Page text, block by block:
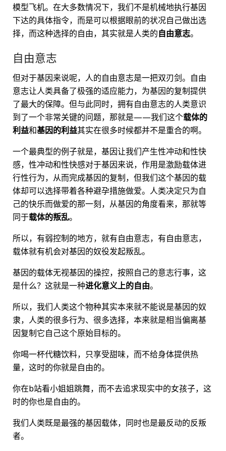
模型飞机。在大多数情况下，我们不是机械地执行基因
下达的具体指令，而是可以根据眼前的状况自己做出选
择，而这种选择的自由，其实就是人类的自由意志。
自由意志
但对于基因来说呢，人的自由意志是一把双刃剑。自由
意志让人类具备了极强的适应能力，为基因的复制提供
了最大的保障。但与此同时，拥有自由意志的人类意识
到了一个非常关键的问题，那就是——我们这个载体的
利益和基因的利益其实在很多时候都并不是重合的啊。
一个最典型的例子就是，基因让我们产生性冲动和性快
感，性冲动和性快感对于基因来说，作用是激励载体进
行性行为，从而完成基因的复制，但我们这个基因的载
体却可以选择带着各种避孕措施做爱。人类决定只为自
己的快乐而做爱的那一刻，从基因的角度看来，那就等
同于载体的叛乱。
所以，有弱控制的地方，就有自由意志，有自由意志，
载体就有机会对基因的奴役发起叛乱。
基因的载体无视基因的操控，按照自己的意志行事，这
是什么？这就是一种进化意义上的自由。
所以，我们人类这个物种其实本来就不能说是基因的奴
隶，人类的很多行为、很多选择，本来就是相当偏离基
因复制它自己这个原始目标的。
你喝一杯代糖饮料，只享受甜味，而不给身体提供热
量，这时的你就是自由的。
你在b站看小姐姐跳舞，而不去追求现实中的女孩子，这
时的你也是自由的。
我们人类既是最强的基因载体，同时也是最反动的反叛
者。